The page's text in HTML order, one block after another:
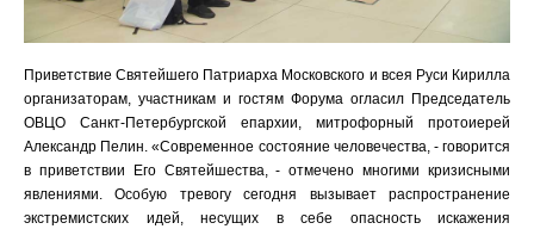
Приветствие Святейшего Патриарха Московского и всея Руси Кирилла
организаторам, участникам и гостям Форума огласил Председатель
ОВЦО Санкт-Петербургской епархии, митрофорный протоиерей
Александр Пелин. «Современное состояние человечества, - говорится
в приветствии Его Святейшества, - отмечено многими кризисными
явлениями. Особую тревогу сегодня вызывает распространение
экстремистских идей, несущих в себе опасность искажения